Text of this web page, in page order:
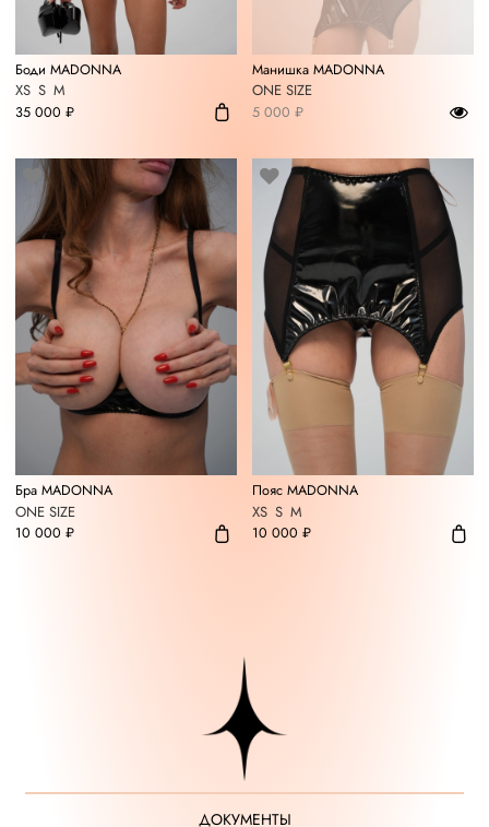
Боди MADONNA
XS S M
35 000 ₽
Манишка MADONNA
ONE SIZE
5 000 ₽
Бра MADONNA
ONE SIZE
10 000 ₽
Пояс MADONNA
XS S M
10 000 ₽
ДОКУМЕНТЫ